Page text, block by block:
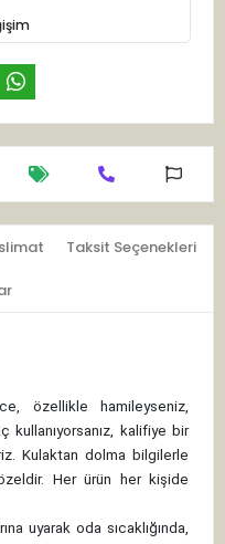
Taksit Seçenekleri
özellikle hamileyseniz,
kullanıyorsanız, kalifiye bir
Kulaktan dolma bilgilerle
Her ürün her kişide
uyarak oda sıcaklığında,